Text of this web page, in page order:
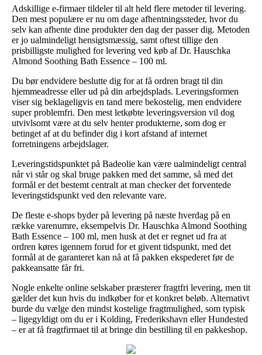
Adskillige e-firmaer tildeler til alt held flere metoder til levering.
Den mest populære er nu om dage afhentningssteder, hvor du
selv kan afhente dine produkter den dag der passer dig. Metoden
er jo ualmindeligt hensigtsmæssig, samt oftest tillige den
prisbilligste mulighed for levering ved køb af Dr. Hauschka
Almond Soothing Bath Essence – 100 ml.
Du bør endvidere beslutte dig for at få ordren bragt til din
hjemmeadresse eller ud på din arbejdsplads. Leveringsformen
viser sig beklageligvis en tand mere bekostelig, men endvidere
super problemfri. Den mest letkøbte leveringsversion vil dog
utvivlsomt være at du selv henter produkterne, som dog er
betinget af at du befinder dig i kort afstand af internet
forretningens arbejdslager.
Leveringstidspunktet på Badeolie kan være ualmindeligt central
når vi står og skal bruge pakken med det samme, så med det
formål er det bestemt centralt at man checker det forventede
leveringstidspunkt ved den relevante vare.
De fleste e-shops byder på levering på næste hverdag på en
række varenumre, eksempelvis Dr. Hauschka Almond Soothing
Bath Essence – 100 ml, men husk at det er regnet ud fra at
ordren køres igennem forud for et givent tidspunkt, med det
formål at de garanteret kan nå at få pakken ekspederet før de
pakkeansatte får fri.
Nogle enkelte online selskaber præsterer fragtfri levering, men tit
gælder det kun hvis du indkøber for et konkret beløb. Alternativt
burde du vælge den mindst kostelige fragtmulighed, som typisk
– ligegyldigt om du er i Kolding, Frederikshavn eller Hundested
– er at få fragtfirmaet til at bringe din bestilling til en pakkeshop.